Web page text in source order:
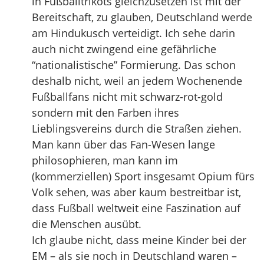
Bereitschaft, zu glauben, Deutschland werde
am Hindukusch verteidigt. Ich sehe darin
auch nicht zwingend eine gefährliche
“nationalistische” Formierung. Das schon
deshalb nicht, weil an jedem Wochenende
Fußballfans nicht mit schwarz-rot-gold
sondern mit den Farben ihres
Lieblingsvereins durch die Straßen ziehen.
Man kann über das Fan-Wesen lange
philosophieren, man kann im
(kommerziellen) Sport insgesamt Opium fürs
Volk sehen, was aber kaum bestreitbar ist,
dass Fußball weltweit eine Faszination auf
die Menschen ausübt.
Ich glaube nicht, dass meine Kinder bei der
EM – als sie noch in Deutschland waren –